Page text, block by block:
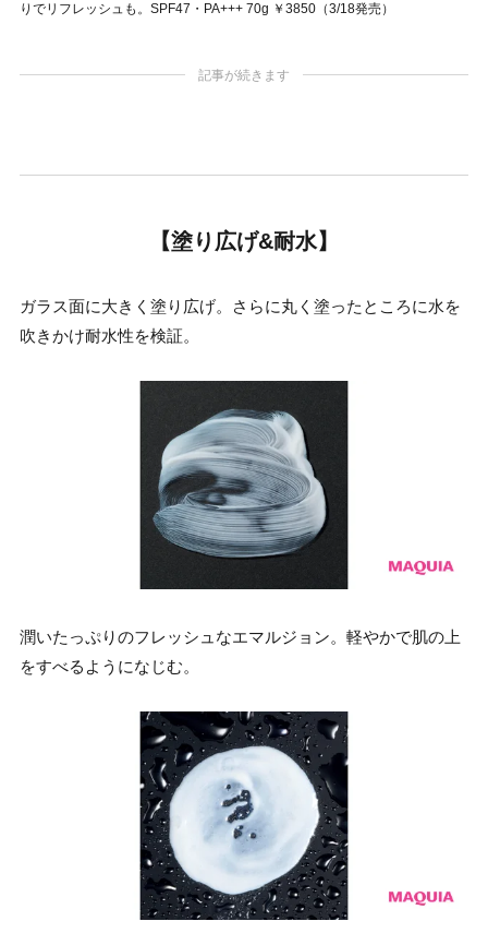
りでリフレッシュも。SPF47・PA+++ 70g ￥3850（3/18発売）
記事が続きます
【塗り広げ&耐水】
ガラス面に大きく塗り広げ。さらに丸く塗ったところに水を
吹きかけ耐水性を検証。
潤いたっぷりのフレッシュなエマルジョン。軽やかで肌の上
をすべるようになじむ。